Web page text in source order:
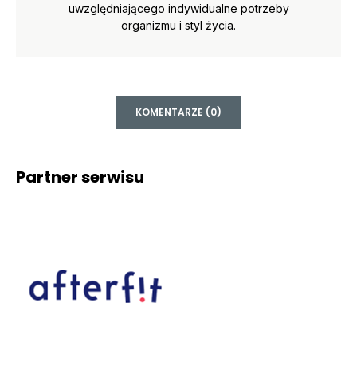
uwzględniającego indywidualne potrzeby
organizmu i styl życia.
KOMENTARZE (0)
Partner serwisu